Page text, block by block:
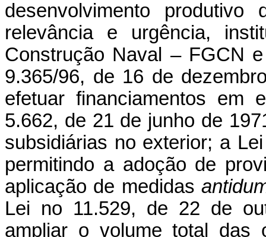
desenvolvimento
relevância e urgência,
Construção Naval – FGCN
9.365/96, de 16 de
efetuar financiamentos em
5.662, de 21 de junho de
subsidiárias no exterior; a
permitindo a adoção de
aplicação de medidas
Lei no 11.529, de 22 de
ampliar o volume total das